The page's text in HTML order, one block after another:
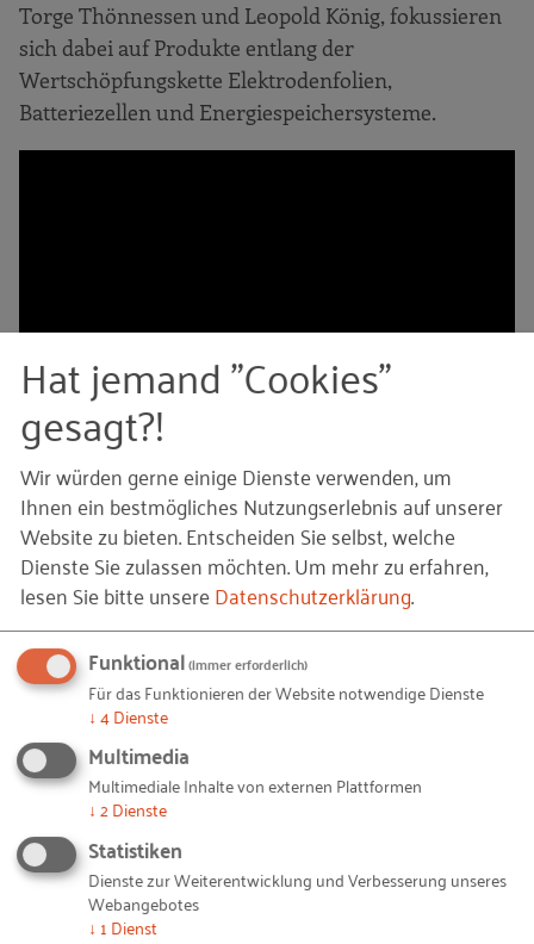
Torge Thönnessen und Leopold König, fokussieren
sich dabei auf Produkte entlang der
Wertschöpfungskette Elektrodenfolien,
Batteriezellen und Energiespeichersysteme.
Die ganze Geschichte von Custom Cells Itzehoe
finden Sie auch auf www.energiegruender.de
Bildquellen und Copyright-Hinweise
© Custon Cells Itzehoe / Privat/Non-kommerziell – 20160205-custom-cells-itzehoe.jpg
Ihnen gefällt dieser Beitrag? Teilen Sie ihn mit anderen:
Auch interessant
Hat jemand "Cookies"
gesagt?!
Wir würden gerne einige Dienste verwenden, um
Ihnen ein bestmögliches Nutzungserlebnis auf unserer
Website zu bieten. Entscheiden Sie selbst, welche
Dienste Sie zulassen möchten.Um mehr zu erfahren,
lesen Sie bitte unsereDatenschutzerklärung.
Funktional(immer erforderlich)
Für das Funktionieren der Website notwendige Dienste
↓ 4Dienste
Multimedia
Multimediale Inhalte von externen Plattformen
↓ 2Dienste
Statistiken
Dienste zur Weiterentwicklung und Verbesserung unseres
Webangebotes
↓ 1 Dienst